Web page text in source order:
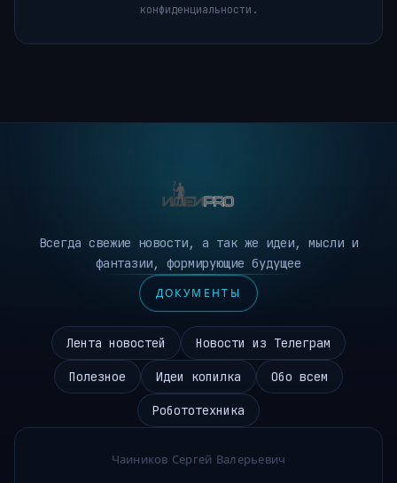
конфиденциальности.
Всегда свежие новости, а так же идеи, мысли и
фантазии, формирующие будущее
ДОКУМЕНТЫ
Лента новостей Новости из Телеграм
Полезное Идеи копилка Обо всем
Робототехника
Чаиников Сергей Валерьевич